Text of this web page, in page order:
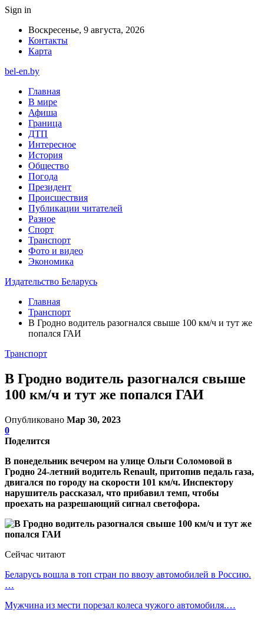
Sign in
Воскресенье, 9 августа, 2026
Контакты
Карта
bel-en.by
Главная
В мире
Афиша
Граница
ДТП
Интересное
История
Общество
Погода
Президент
Происшествия
Публикации читателей
Разное
Спорт
Транспорт
Фото и видео
Экономика
Издательство Беларусь
Главная
Транспорт
В Гродно водитель разогнался свыше 100 км/ч и тут же
попался ГАИ
Транспорт
В Гродно водитель разогнался свыше
100 км/ч и тут же попался ГАИ
Опубликовано Мар 30, 2023
0
Поделится
В понедельник вечером на улице Ольги Соломовой в
Гродно 24-летний водитель Renault, притопив педаль газа,
двигался по городу на скорости 101 км/ч. Инспектору
нарушитель рассказал, что прибавил темп, чтобы
проехать на разрешающий сигнал светофора.
Сейчас читают
Беларусь вошла в топ стран по ввозу автомобилей в Россию.
…
Мужчина из мести порезал колеса чужого автомобиля.…